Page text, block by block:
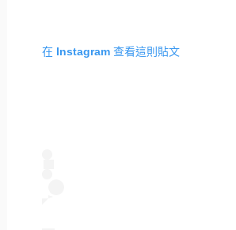
在 Instagram 查看這則貼文